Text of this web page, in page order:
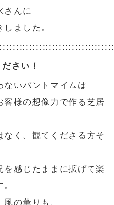
さんに
ました。
さい！
いパントマイムは
様の想像力で作る芝居
く、観てくださる方そ
感じたままに拡げて楽
の薫りも、